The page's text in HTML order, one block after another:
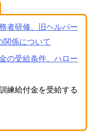
者研修、旧ヘルパー
関係について
の受給条件、ハロー
練給付金を受給する